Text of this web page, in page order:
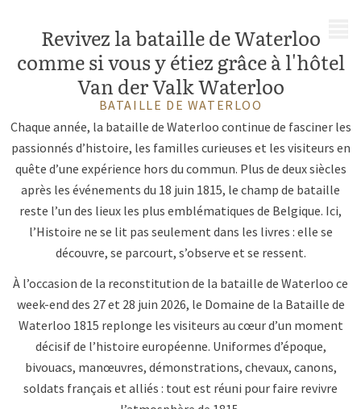
Revivez la bataille de Waterloo
comme si vous y étiez grâce à l'hôtel
Van der Valk Waterloo
BATAILLE DE WATERLOO
Chaque année, la bataille de Waterloo continue de fasciner les
passionnés d’histoire, les familles curieuses et les visiteurs en
quête d’une expérience hors du commun. Plus de deux siècles
après les événements du 18 juin 1815, le champ de bataille
reste l’un des lieux les plus emblématiques de Belgique. Ici,
l’Histoire ne se lit pas seulement dans les livres : elle se
découvre, se parcourt, s’observe et se ressent.
À l’occasion de la reconstitution de la bataille de Waterloo ce
week-end des 27 et 28 juin 2026, le Domaine de la Bataille de
Waterloo 1815 replonge les visiteurs au cœur d’un moment
décisif de l’histoire européenne. Uniformes d’époque,
bivouacs, manœuvres, démonstrations, chevaux, canons,
soldats français et alliés : tout est réuni pour faire revivre